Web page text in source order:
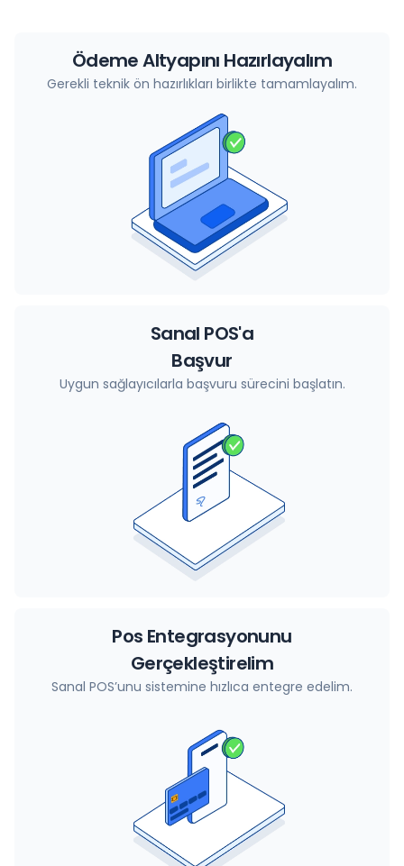
Ödeme Altyapını Hazırlayalım
Gerekli teknik ön hazırlıkları birlikte tamamlayalım.
Sanal POS'a
Başvur
Uygun sağlayıcılarla başvuru sürecini başlatın.
Pos Entegrasyonunu
Gerçekleştirelim
Sanal POS’unu sistemine hızlıca entegre edelim.